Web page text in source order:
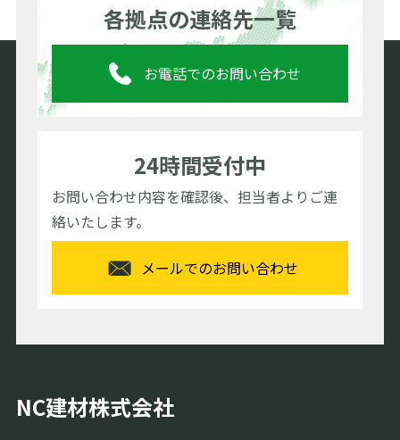
各拠点の連絡先一覧
お電話でのお問い合わせ
24時間受付中
お問い合わせ内容を確認後、担当者よりご連
絡いたします。
メールでのお問い合わせ
NC建材株式会社